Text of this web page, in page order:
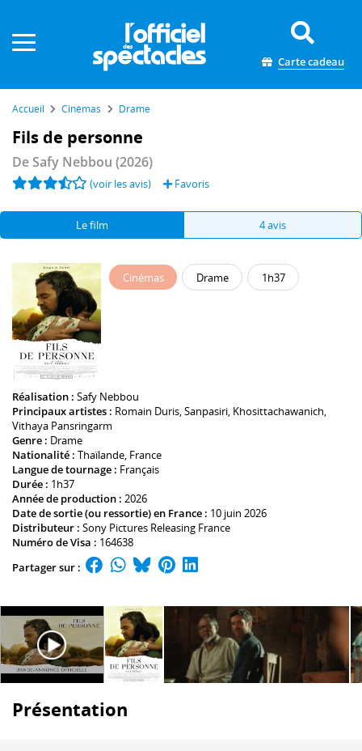
Carte cadeau
Accueil Cinémas Drame
Fils de personne
DeSafy Nebbou (2026)
(voir les avis) Favoris
Le film 4 avis
Cinémas Drame 1h37
Réalisation : Safy Nebbou
Principaux artistes : Romain Duris,Sanpasiri, Khosittachawanich,
Vithaya Pansringarm
Genre : Drame
Nationalité : Thaïlande, France
Langue de tournage : Français
Durée : 1h37
Année de production : 2026
Date de sortie (ou ressortie) en France : 10 juin 2026
Distributeur : Sony Pictures Releasing France
Numéro de Visa : 164638
Partager sur :
Présentation